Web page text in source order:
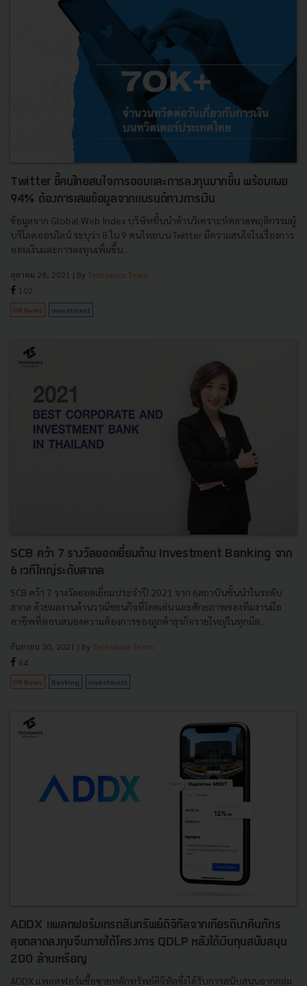
Twitter ชี้คนไทยสนใจการออมและการลงทุนมากขึ้น พร้อมเผย
94% ต้องการเสพข้อมูลจากแบรนด์ทางการเงิน
ข้อมูลจาก Global Web Index บริษัทชั้นนำด้านวิเคราะห์ตลาดพฤติกรรมผู้
บริโภคออนไลน์ ระบุว่า 8 ใน 9 คนไทยบน Twitter มีความสนใจในเรื่องการ
ออมเงินและการลงทุนเพิ่มขึ้น...
ตุลาคม 28, 2021 | By Techsauce Team
102
PR News investment
SCB คว้า 7 รางวัลยอดเยี่ยมด้าน Investment Banking จาก
6 เวทีใหญ่ระดับสากล
SCB คว้า 7 รางวัลยอดเยี่ยมประจำปี 2021 จาก 6สถาบันชั้นนำในระดับ
สากล ด้วยผลงานด้านวาณิชธนกิจที่โดดเด่น และศักยภาพของทีมงานมือ
อาชีพที่ตอบสนองความต้องการของลูกค้าธุรกิจรายใหญ่ในทุกมิต...
กันยายน 30, 2021 | By Techsauce Team
64
PR News Banking investment
ADDX แพลตฟอร์มเทรดสินทรัพย์ดิจิทัลจากเกียรตินาคินภัทร
ลุยตลาดลงทุนจีนภายใต้โครงการ QDLP หลังได้เงินทุนสนับสนุน
200 ล้านเหรียญ
ADDX แพลตฟอร์มซื้อขายหลักทรัพย์ดิจิทัลซึ่งได้รับการสนับสนุนจากกลุ่ม